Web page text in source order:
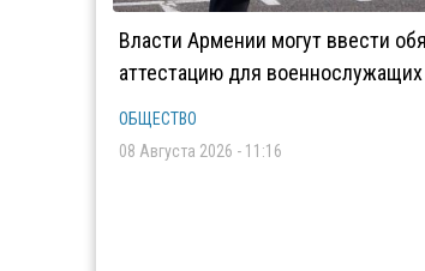
Власти Армении могут ввести
аттестацию для военнослужащих
ОБЩЕСТВО
08 Августа 2026 - 11:16